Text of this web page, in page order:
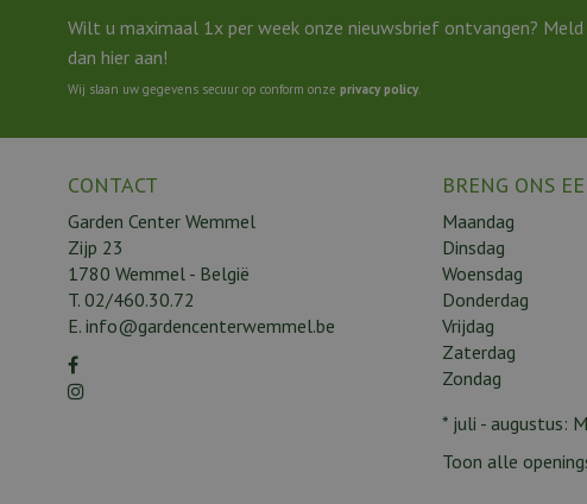
Wilt u maximaal 1x per week onze nieuwsbrief ontvangen? Meld
dan hier aan!
Wij slaan uw gegevens secuur op conform onze privacy policy.
CONTACT
Garden Center Wemmel
Zijp 23
1780 Wemmel - België
T. 02/460.30.72
E. info@gardencenterwemmel.be
BRENG ONS
Maandag
Dinsdag
Woensdag
Donderdag
Vrijdag
Zaterdag
Zondag
* juli - augustus:
Toon alle